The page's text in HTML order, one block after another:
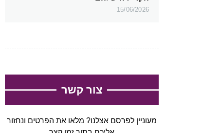
15/06/2026
צור קשר
מעוניין לפרסם אצלנו? מלאו את הפרטים ונחזור